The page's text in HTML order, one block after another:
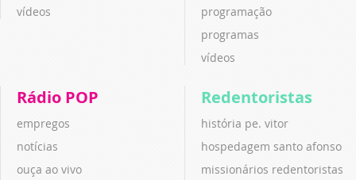
vídeos
programação
programas
vídeos
Rádio POP
empregos
notícias
ouça ao vivo
Redentoristas
história pe. vitor
hospedagem santo afonso
missionários redentoristas